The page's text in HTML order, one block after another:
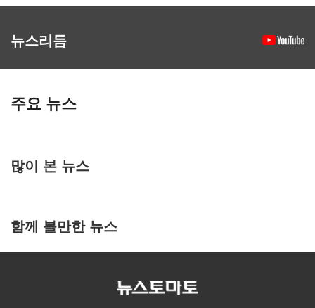
뉴스리듬
주요 뉴스
많이 본 뉴스
함께 볼만한 뉴스